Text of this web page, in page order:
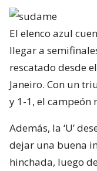
El elenco azul
llegar a
rescatado desde
Janeiro. Con un
y 1-1, el campeón
Además, la ‘U’
dejar una buena
hinchada, luego